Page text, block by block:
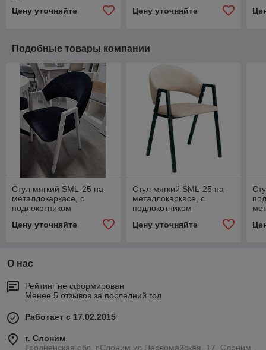
Цену уточняйте
Цену уточняйте
Подобные товары компании
Стул мягкий SML-25 на
металлокаркасе, с
подлокотником
Цену уточняйте
Стул мягкий SML-25 на
металлокаркасе, с
подлокотником
Цену уточняйте
О нас
Рейтинг не сформирован
Менее 5 отзывов за последний год
Работает с 17.02.2015
г. Слоним
Гродненская обл. г.Слоним ул.Первомайская, 17, Слоним,